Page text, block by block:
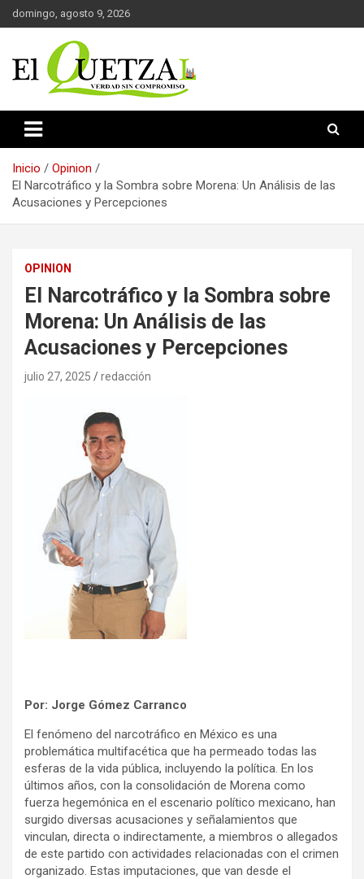
Saltar
al
domingo, agosto 9, 2026
El Quetzal de Cholula
Inicio
Opinion
El Narcotráfico y la Sombra sobre Morena: Un Análisis de las
Acusaciones y Percepciones
OPINION
El Narcotráfico y la Sombra sobre
Morena: Un Análisis de las
Acusaciones y Percepciones
julio 27, 2025 redacción
Por: Jorge Gómez Carranco
El fenómeno del narcotráfico en México es una
problemática multifacética que ha permeado todas las
esferas de la vida pública, incluyendo la política. En los
últimos años, con la consolidación de Morena como
fuerza hegemónica en el escenario político mexicano, han
surgido diversas acusaciones y señalamientos que
vinculan, directa o indirectamente, a miembros o allegados
de este partido con actividades relacionadas con el crimen
organizado. Estas imputaciones, que van desde el